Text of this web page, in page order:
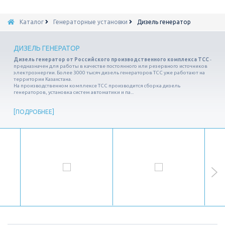
Каталог Генераторные установки Дизель генератор
ДИЗЕЛЬ ГЕНЕРАТОР
Дизель генератор от Российского производственного комплекса ТСС-
предназначен для работы в качестве постоянного или резервного источников
электроэнергии. Более 3000 тысяч дизель генераторов ТСС уже работают на
территории Казахстана.
На производственном комплексе ТСС производится сборка дизель
генераторов, установка систем автоматики и па...
ПОДРОБНЕЕ